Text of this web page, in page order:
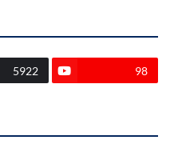
5922 98